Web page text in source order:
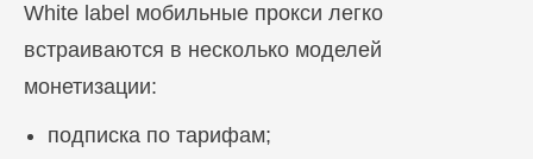
White label мобильные прокси легко
встраиваются в несколько моделей
монетизации:
подписка по тарифам;